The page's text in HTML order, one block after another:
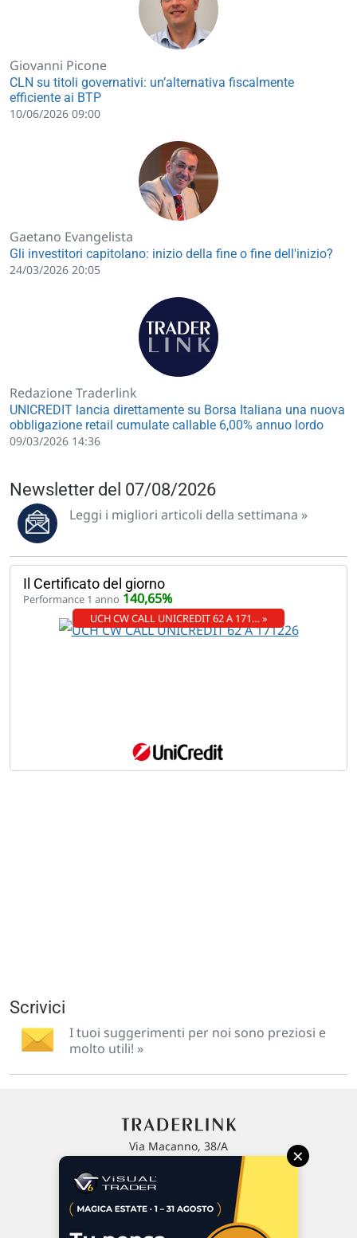
Giovanni Picone
CLN su titoli governativi: un’alternativa fiscalmente
efficiente ai BTP
10/06/2026 09:00
Gaetano Evangelista
Gli investitori capitolano: inizio della fine o fine dell'inizio?
24/03/2026 20:05
Redazione Traderlink
UNICREDIT lancia direttamente su Borsa Italiana una nuova
obbligazione retail cumulate callable 6,00% annuo lordo
09/03/2026 14:36
Newsletter del 07/08/2026
Leggi i migliori articoli della settimana »
Il Certificato del giorno
Performance 1 anno 140,65%
UCH CW CALL UNICREDIT 62 A 171… »
Scrivici
I tuoi suggerimenti per noi sono preziosi e
molto utili! »
Via Macanno, 38/A
P.IVA 02 452 460 401
×